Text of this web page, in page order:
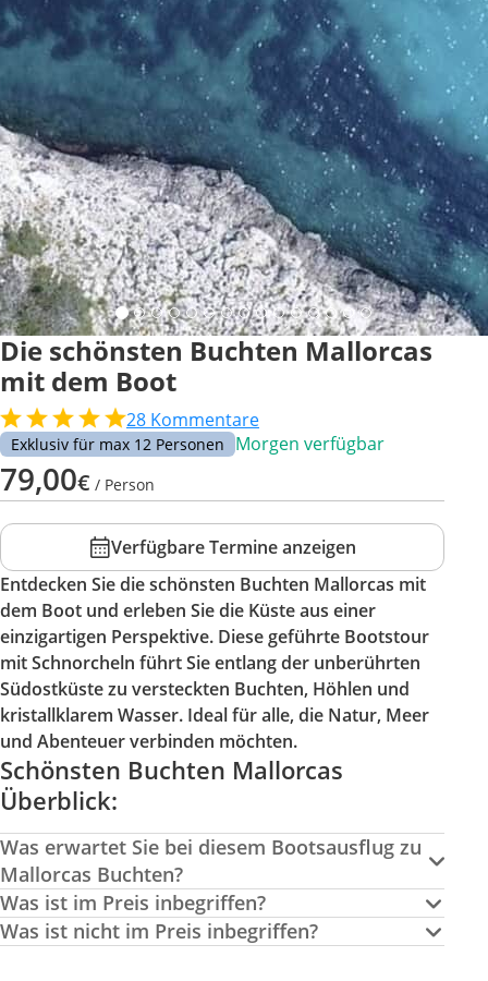
Die schönsten Buchten Mallorcas
mit dem Boot
28 Kommentare
Exklusiv für max 12 Personen Morgen verfügbar
79,00€ / Person
Verfügbare Termine anzeigen
Entdecken Sie die schönsten Buchten Mallorcas mit
dem Boot und erleben Sie die Küste aus einer
einzigartigen Perspektive. Diese geführte Bootstour
mit Schnorcheln führt Sie entlang der unberührten
Südostküste zu versteckten Buchten, Höhlen und
kristallklarem Wasser. Ideal für alle, die Natur, Meer
und Abenteuer verbinden möchten.
Schönsten Buchten Mallorcas
Überblick:
Was erwartet Sie bei diesem Bootsausflug zu
Mallorcas Buchten?
Was ist im Preis inbegriffen?
Was ist nicht im Preis inbegriffen?